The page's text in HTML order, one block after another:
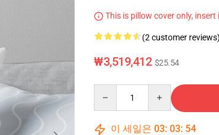
This is pillow cover only, insert
(2 customer reviews)
₩3,519,412 $25.54
이 세일은 03: 03: 54